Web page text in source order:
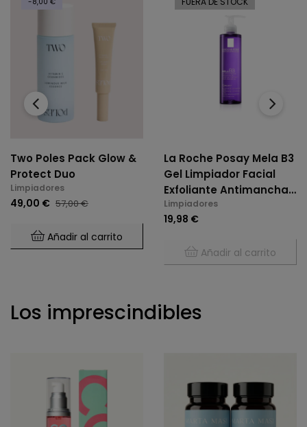
Two Poles Pack Glow &
Protect Duo
Limpiadores
49,00 € 57,00 €
Añadir al carrito
La Roche Posay Mela B3
Gel Limpiador Facial
Exfoliante Antimanchas
200 Ml
Limpiadores
19,98 €
Añadir al carrito
‹ ›
Los imprescindibles